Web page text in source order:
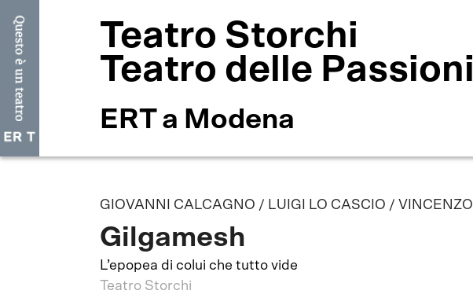
Teatro Storchi
Teatro delle Passioni
ERT a Modena
GIOVANNI CALCAGNO / LUIGI LO CASCIO /
Gilgamesh
L’epopea di colui che tutto vide
Teatro Storchi